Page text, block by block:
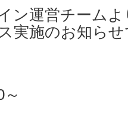
ン運営チーム
実施のお知ら